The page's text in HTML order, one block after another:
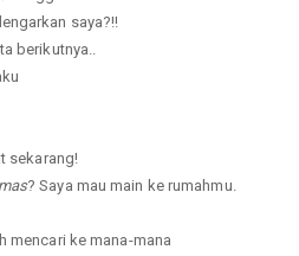
saya?!!
berikutnya..
sekarang!
? Saya mau main ke rumahmu.
mencari ke mana-mana